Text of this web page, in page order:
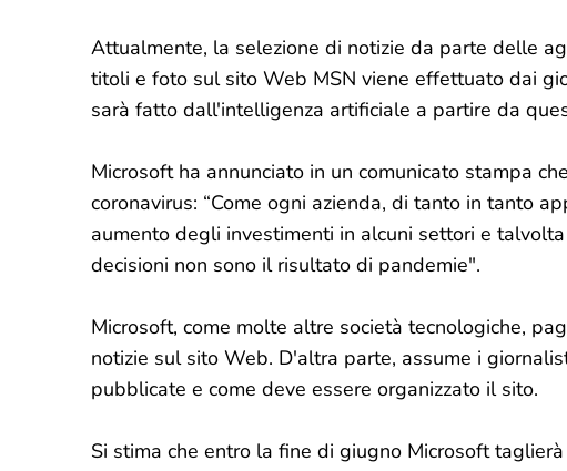
Attualmente, la selezione di notizie da parte delle
titoli e foto sul sito Web MSN viene effettuato dai
sarà fatto dall'intelligenza artificiale a partire da
Microsoft ha annunciato in un comunicato stampa
coronavirus: “Come ogni azienda, di tanto in tanto
aumento degli investimenti in alcuni settori e
decisioni non sono il risultato di pandemie".
Microsoft, come molte altre società tecnologiche,
notizie sul sito Web. D'altra parte, assume i
pubblicate e come deve essere organizzato il sito.
Si stima che entro la fine di giugno Microsoft